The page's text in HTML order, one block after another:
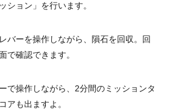
ション」を行います。
バーを操作しながら、隕石を回収。回
で確認できます。
で操作しながら、 2分間のミッションタ
アも出ますよ。